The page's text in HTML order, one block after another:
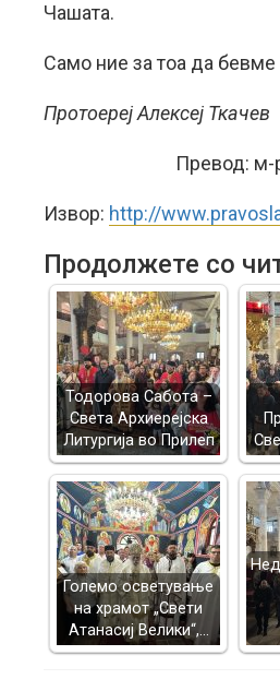
Чашата.
Само ние за тоа да
Протоереј Алексеј Ткачев
Превод: м-
Извор: http://
Продолжете со
Тодорова Сабота –
Света Архиерејска
Литургија во Прилеп
Големо осветување
на храмот „Свети
Атанасиј Велики“,…